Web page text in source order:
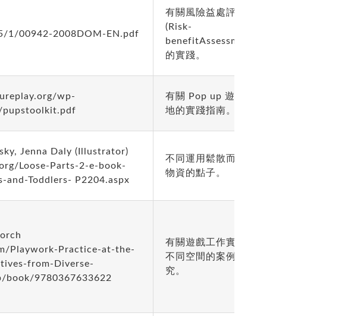
1/00942-2008DOM-EN.pdf
有關風險益處評估
(Risk-
benefitAssessment)
的實踐。
wp-
有關 Pop up 遊戲場
地的實踐指南。
Jenna Daly (Illustrator)
Loose-Parts-2-e-book-
Toddlers- P2204.aspx
不同運用鬆散而靈活
物資的點子。
Playwork-Practice-at-the-
from-Diverse-
9780367633622
有關遊戲工作實踐於
不同空間的案例及研
究。